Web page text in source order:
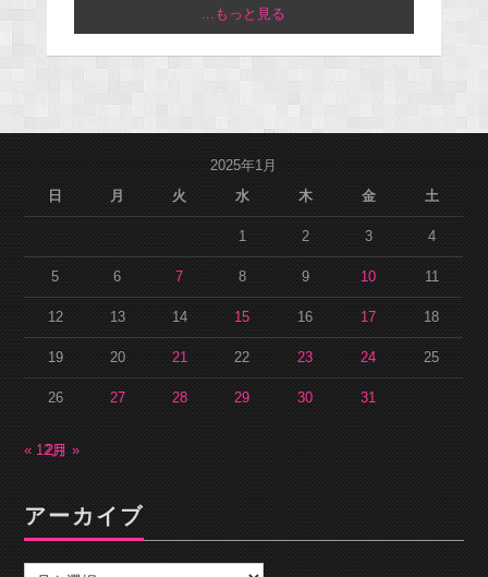
...もっと見る
2025年1月
日
月 火 水 木 金 土
1 2 3 4
5 6 7 8 9 10 11
12 13 14 15 16 17 18
19 20 21 22 23 24 25
26 27 28 29 30 31
« 12月2月 »
アーカイブ